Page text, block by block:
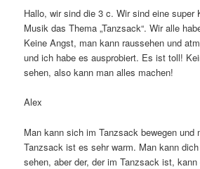
Hallo, wir sind die 3 c. Wir sind eine super
Musik das Thema „Tanzsack“. Wir alle
Keine Angst, man kann raussehen und
und ich habe es ausprobiert. Es ist toll!
sehen, also kann man alles machen!
Alex
Man kann sich im Tanzsack bewegen und
Tanzsack ist es sehr warm. Man kann
sehen, aber der, der im Tanzsack ist, kann